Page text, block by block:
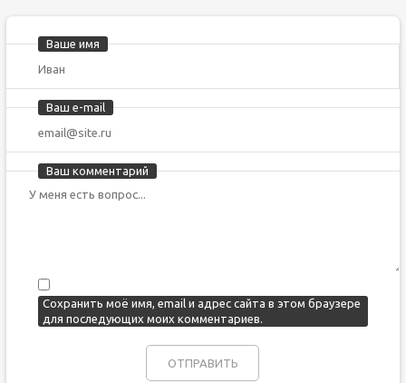
Ваше имя
Ваш e-mail
Ваш комментарий
Сохранить моё имя, email и адрес сайта в этом браузере
для последующих моих комментариев.